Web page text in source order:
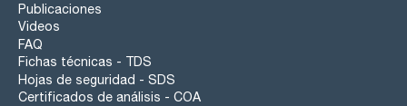
Publicaciones
Videos
FAQ
Fichas técnicas - TDS
Hojas de seguridad - SDS
Certificados de análisis - COA